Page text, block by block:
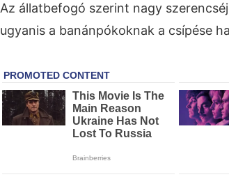
Az állatbefogó szerint nagy
ugyanis a banánpókoknak a csípése